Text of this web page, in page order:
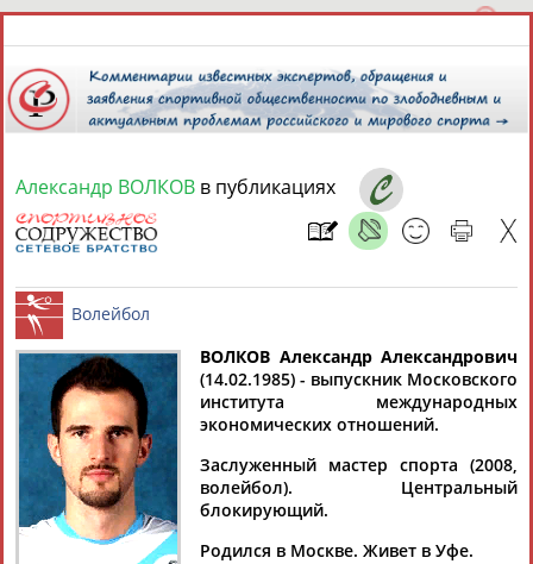
9 августа 2026 года,
СПОРТСМЕНЫ, ТРЕНЕРЫ И СПЕЦИАЛИСТЫ
Найдено: 5персон Расширенный поиск
Александр
ВОЛКОВ
Александр
ВОЛКОВ
Александр
Александр ВОЛКОВ в публикациях
Волейбол
ВОЛКОВ Александр Александрович
(14.02.1985) - выпускник Московского
института международных
экономических отношений.
Заслуженный мастер спорта (2008,
волейбол). Центральный
блокирующий.
Родился в Москве. Живет в Уфе.